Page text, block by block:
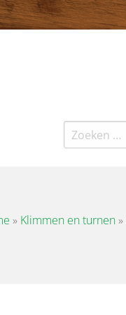
Zoeken
naar:
» Klimmen en turnen»